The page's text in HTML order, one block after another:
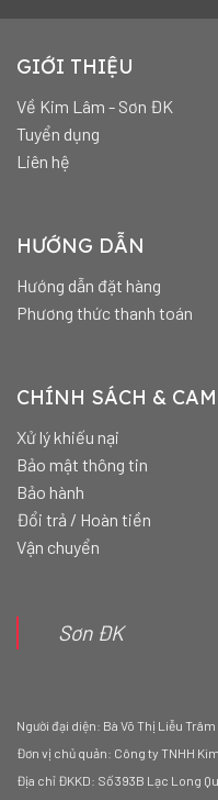
GIỚI THIỆU
Về Kim Lâm - Sơn ĐK
Tuyển dụng
Liên hệ
HƯỚNG DẪN
Hướng dẫn đặt hàng
Phương thức thanh toán
CHÍNH SÁCH &
Xử lý khiếu nại
Bảo mật thông tin
Bảo hành
Đổi trả / Hoàn tiền
Vận chuyển
Sơn ĐK
Người đại diện: Bà Võ Thị Liễu Trâm
Đơn vị chủ quản: Công ty TNHH
Địa chỉ ĐKKD: Số 393B Lạc Long